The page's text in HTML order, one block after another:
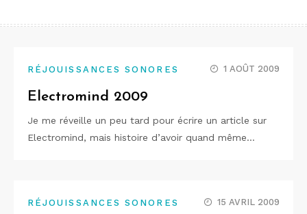
RÉJOUISSANCES SONORES 1 AOÛT 2009
Electromind 2009
Je me réveille un peu tard pour écrire un article sur
Electromind, mais histoire d’avoir quand même…
RÉJOUISSANCES SONORES 15 AVRIL 2009